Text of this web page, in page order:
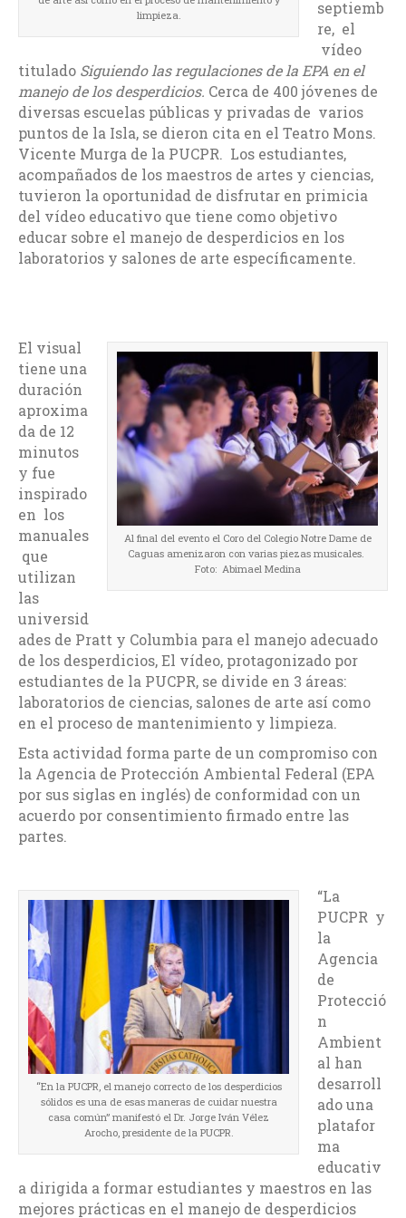
limpieza.
septiemb
re, el
vídeo
titulado Siguiendo las regulaciones de la EPA en el
manejo de los desperdicios. Cerca de 400 jóvenes de
diversas escuelas públicas y privadas de varios
puntos de la Isla, se dieron cita en el Teatro Mons.
Vicente Murga de la PUCPR. Los estudiantes,
acompañados de los maestros de artes y ciencias,
tuvieron la oportunidad de disfrutar en primicia
del vídeo educativo que tiene como objetivo
educar sobre el manejo de desperdicios en los
laboratorios y salones de arte específicamente.
Al final del evento el Coro del Colegio Notre Dame de
Caguas amenizaron con varias piezas musicales.
Foto: Abimael Medina
El visual
tiene una
duración
aproxima
da de 12
minutos
y fue
inspirado
en los
manuales
que
utilizan
las
universid
ades de Pratt y Columbia para el manejo adecuado
de los desperdicios, El vídeo, protagonizado por
estudiantes de la PUCPR, se divide en 3 áreas:
laboratorios de ciencias, salones de arte así como
en el proceso de mantenimiento y limpieza.
Esta actividad forma parte de un compromiso con
la Agencia de Protección Ambiental Federal (EPA
por sus siglas en inglés) de conformidad con un
acuerdo por consentimiento firmado entre las
partes.
“En la PUCPR, el manejo correcto de los desperdicios
sólidos es una de esas maneras de cuidar nuestra
casa común” manifestó el Dr. Jorge Iván Vélez
Arocho, presidente de la PUCPR.
“La
PUCPR y
la
Agencia
de
Protecció
n
Ambient
al han
desarroll
ado una
platafor
ma
educativ
a dirigida a formar estudiantes y maestros en las
mejores prácticas en el manejo de desperdicios